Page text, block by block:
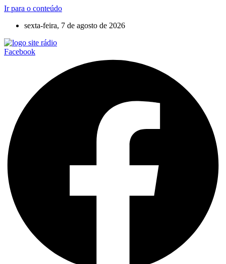
Ir para o conteúdo
sexta-feira, 7 de agosto de 2026
Facebook